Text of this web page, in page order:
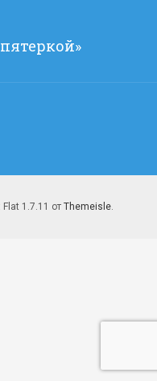
Flat 1.7.11 от Themeisle.